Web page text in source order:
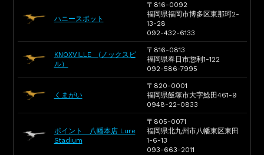
ハニースポット
〒816-0092
福岡県福岡市博多区東那珂2-
13-28
092-432-6133
KNOXVILLE (ノックスビ
ル）
〒816-0813
福岡県春日市惣利1-122
092-586-7995
くまがい
〒820-0001
福岡県飯塚市大字鯰田461-9
0948-22-0833
ポイント 八幡本店 Lure
Stadium
〒805-0071
福岡県北九州市八幡東区東田
1-6-13
093-663-2011